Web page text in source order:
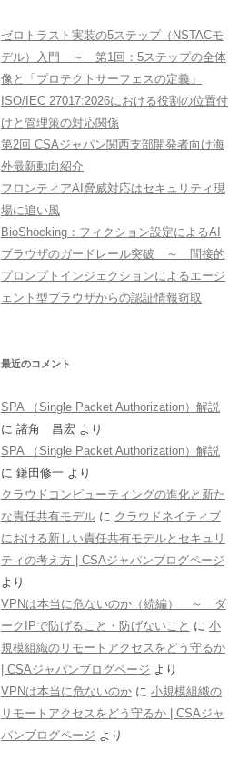
ゼロトラスト実装の5ステップ（NSTACモ
デル）入門 ～ 第1回：5ステップの全体
像と「プロテクトサーフェスの定義」
ISO/IEC 27017:2026における役割の位置付
けと管理策の対応関係
第2回 CSAジャパン関西支部開発者向け海
外最新動向紹介
フロンティアAI脅威対応はセキュリティ現
場に追い風
BioShocking：フィクション設定によるAI
ブラウザのガードレール突破 ～ 間接的
プロンプトインジェクションによるエージ
ェント型ブラウザからの認証情報窃取
最近のコメント
SPA （Single Packet Authorization）解説
に 諸角 昌宏 より
SPA （Single Packet Authorization）解説
に 鎌田修一 より
クラウドコンピューティングの進化と新た
な責任共有モデル に クラウドネイティブ
における新しい責任共有モデルとセキュリ
ティの考え方 | CSAジャパンブログページ
より
VPNは本当に危ないのか（続編） ～ ダ
ークIPで防げること・防げないこと に 小
規模組織のリモートアクセスをどう守るか
| CSAジャパンブログページ より
VPNは本当に危ないのか に 小規模組織の
リモートアクセスをどう守るか | CSAジャ
パンブログページ より